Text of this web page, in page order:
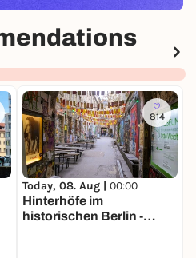
814
Today, 08. Aug | 00:00
Hinterhöfe im
historischen Berlin -